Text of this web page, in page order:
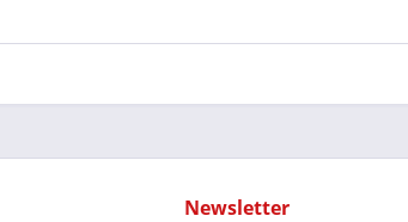
Newsletter